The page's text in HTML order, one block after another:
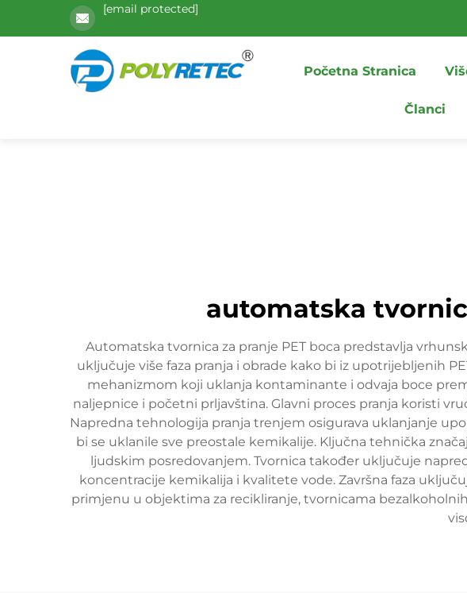
[email protected]
Početna Stranica
Članci
automatska
Automatska tvornica za pranje PET boca predstavlja
uključuje više faza pranja i obrade kako bi iz upotrijebljenih
mehanizmom koji uklanja kontaminante i odvaja boce
naljepnice i početni prljavština. Glavni proces pranja koristi
Napredna tehnologija pranja trenjem osigurava uklanjanje
bi se uklanile sve preostale kemikalije. Ključna tehnička
ljudskim posredovanjem. Tvornica također uključuje
koncentracije kemikalija i kvalitete vode. Završna faza
primjenu u objektima za recikliranje, tvornicama